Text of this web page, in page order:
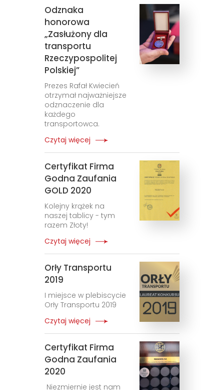
Odznaka
honorowa
„Zasłużony dla
transportu
Rzeczypospolitej
Polskiej”
Prezes Rafał Kwiecień
otrzymał najważniejsze
odznaczenie dla
każdego
transportowca.
Czytaj więcej
Certyfikat Firma
Godna Zaufania
GOLD 2020
Kolejny krążek na
naszej tablicy - tym
razem Złoty!
Czytaj więcej
Orły Transportu
2019
I miejsce w plebiscycie
Orły Transportu 2019
Czytaj więcej
Certyfikat Firma
Godna Zaufania
2020
Niezmiernie jest nam